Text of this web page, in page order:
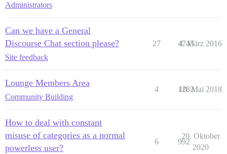
Administrators
Can we have a General
Discourse Chat section please?
Site feedback
27 4745
4. März 2016
Lounge Members Area
Community Building
4 1282
10. Mai 2018
How to deal with constant
misuse of categories as a normal
powerless user?
6 992
20. Oktober
2020